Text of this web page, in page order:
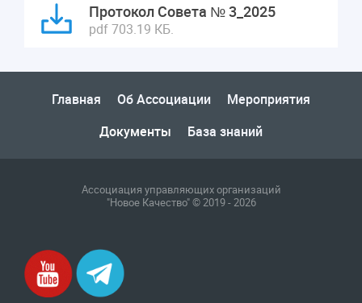
Протокол Совета № 3_2025
pdf 703.19 КБ.
Главная Об Ассоциации
Мероприятия
Документы
База знаний
Ассоциация управляющих организаций
"Новое Качество" © 2019 - 2026